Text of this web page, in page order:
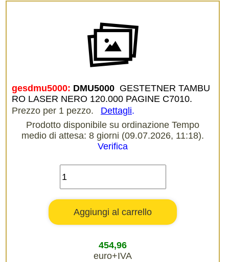
gesdmu5000: DMU5000 GESTETNER TAMBU
RO LASER NERO 120.000 PAGINE C7010.
Prezzo per 1 pezzo.
Dettagli.
Prodotto disponibile su ordinazione Tempo
medio di attesa: 8 giorni (09.07.2026, 11:18).
Verifica
454,96
euro+IVA